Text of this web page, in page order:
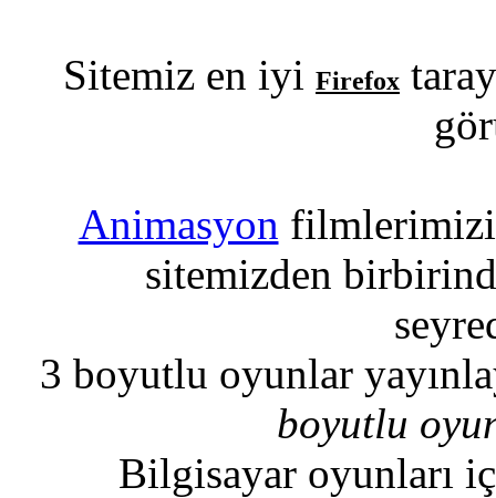
Sitemiz en iyi Firefox
Animasyon
sitemizden
3 boyutlu oyunlar
boyutlu
Bilgisayar oyunları